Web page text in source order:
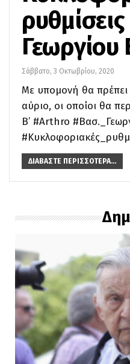
Γεωργίου
Σάββατο, 3 Οκτωβρίου, 2020
Με υπομονή θα πρέπει
αύριο, οι οποίοι θα
Β’ #Arthro
ΔΙΑΒΆΣΤΕ ΠΕΡΙΣΣΌΤΕΡΑ...